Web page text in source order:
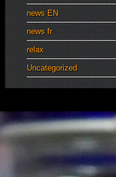
news EN
news fr
relax
Uncategorized